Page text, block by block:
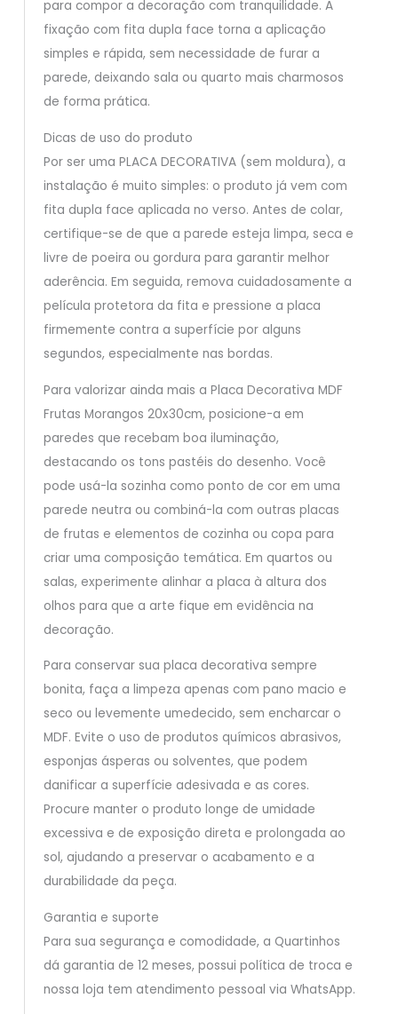
para compor a decoração com tranquilidade. A
fixação com fita dupla face torna a aplicação
simples e rápida, sem necessidade de furar a
parede, deixando sala ou quarto mais charmosos
de forma prática.
Dicas de uso do produto
Por ser uma PLACA DECORATIVA (sem moldura), a
instalação é muito simples: o produto já vem com
fita dupla face aplicada no verso. Antes de colar,
certifique-se de que a parede esteja limpa, seca e
livre de poeira ou gordura para garantir melhor
aderência. Em seguida, remova cuidadosamente a
película protetora da fita e pressione a placa
firmemente contra a superfície por alguns
segundos, especialmente nas bordas.
Para valorizar ainda mais a Placa Decorativa MDF
Frutas Morangos 20x30cm, posicione-a em
paredes que recebam boa iluminação,
destacando os tons pastéis do desenho. Você
pode usá-la sozinha como ponto de cor em uma
parede neutra ou combiná-la com outras placas
de frutas e elementos de cozinha ou copa para
criar uma composição temática. Em quartos ou
salas, experimente alinhar a placa à altura dos
olhos para que a arte fique em evidência na
decoração.
Para conservar sua placa decorativa sempre
bonita, faça a limpeza apenas com pano macio e
seco ou levemente umedecido, sem encharcar o
MDF. Evite o uso de produtos químicos abrasivos,
esponjas ásperas ou solventes, que podem
danificar a superfície adesivada e as cores.
Procure manter o produto longe de umidade
excessiva e de exposição direta e prolongada ao
sol, ajudando a preservar o acabamento e a
durabilidade da peça.
Garantia e suporte
Para sua segurança e comodidade, a Quartinhos
dá garantia de 12 meses, possui política de troca e
nossa loja tem atendimento pessoal via WhatsApp.